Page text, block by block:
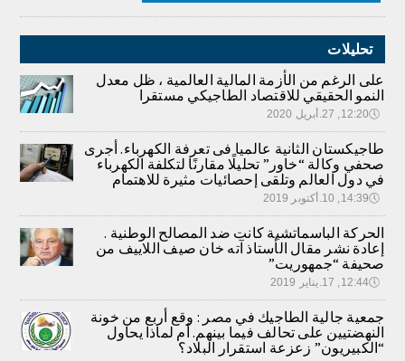
تحليلات
على الرغم من الأزمة المالية العالمية ، ظل معدل
النمو الحقيقي للاقتصاد الطاجيكي مستقرا
🕔12:20, 27.أبريل 2020
طاجيكستان الثانية عالميا فى تعرفة الكهرباء. أجرى
صحفي وكالة “خاور” تحليلًا مقارنًا لتكلفة الكهرباء
في دول العالم وتلقى إحصائيات مثيرة للاهتمام
🕔14:39, 10.أكتوبر 2019
الحركة الباسماتشية كانت ضد المصالح الوطنية .
إعادة نشر مقال الأستاذ آته خان صيف اللاييف من
صحيفة “جمهوريت”
🕔12:44, 17.يناير 2019
جمعية جالية الطاجيك في مصر : وقع أربع من خونة
النهضتيين على تحالف فيما بينهم. أم لماذا يحاول
“الكبيريون” زعزعة استقرار البلاد؟